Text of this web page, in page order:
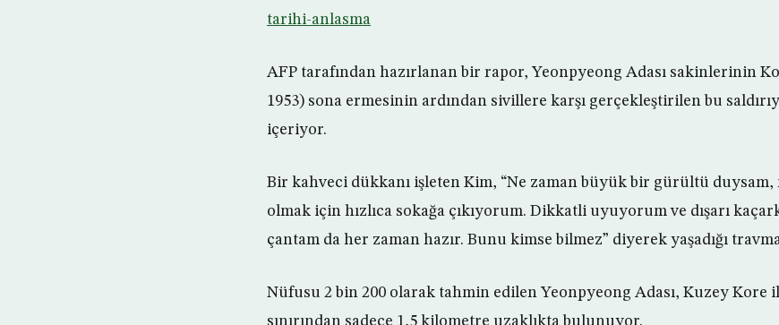
tarihi-anlasma
AFP tarafından hazırlanan bir rapor, Yeonpyeong Adası sakinlerinin
1953) sona ermesinin ardından sivillere karşı gerçekleştirilen bu
içeriyor.
Bir kahveci dükkanı işleten Kim, “Ne zaman büyük bir gürültü
olmak için hızlıca sokağa çıkıyorum. Dikkatli uyuyorum ve dışarı
çantam da her zaman hazır. Bunu kimse bilmez” diyerek yaşadığı
Nüfusu 2 bin 200 olarak tahmin edilen Yeonpyeong Adası, Kuzey Kore
sınırından sadece 1,5 kilometre uzaklıkta bulunuyor.